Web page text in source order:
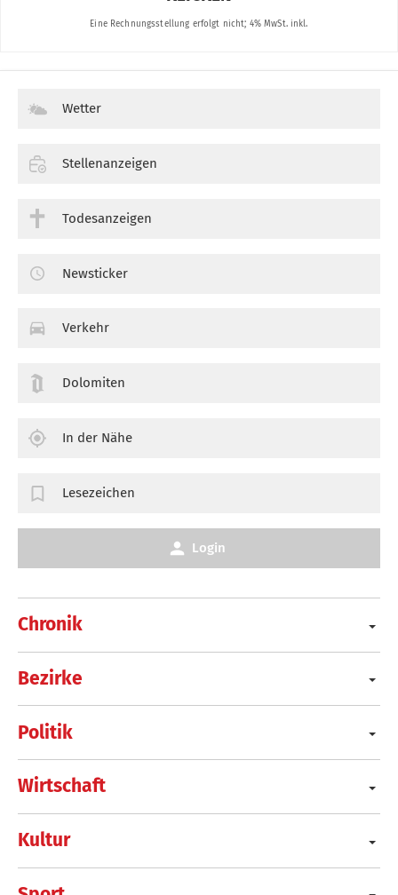
Chronik
Bezirke
Politik
Wirtschaft
Kultur
Wetter
Stellenanzeigen
Todesanzeigen
Newsticker
Verkehr
Dolomiten
In der Nähe
Lesezeichen
Login